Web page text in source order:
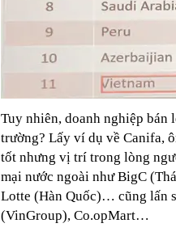
Tuy nhiên, doanh nghiệp bán
trường? Lấy ví dụ về Canifa,
tốt nhưng vị trí trong lòng
mại nước ngoài như BigC
Lotte (Hàn Quốc)… cũng lấn
(VinGroup), Co.opMart…